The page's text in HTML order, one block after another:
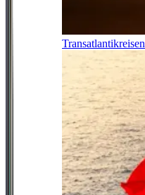
Transatlantikreisen